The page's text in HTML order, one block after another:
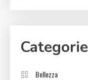
Categorie
Bellezza